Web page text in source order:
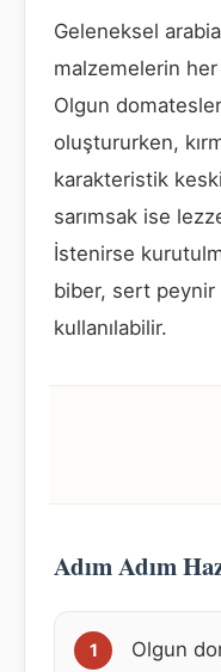
Geleneksel
malzemelerin
Olgun
oluştururken,
karakteristik
sarımsak ise
İstenirse
biber, sert peynir
kullanılabilir.
Adım Adım
Olgun